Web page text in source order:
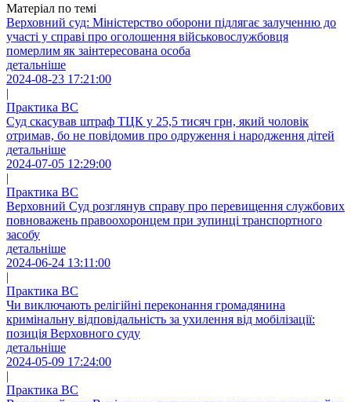
Матеріал по темі
Верховний суд: Міністерство оборони підлягає залученню до
участі у справі про оголошення військовослужбовця
померлим як заінтересована особа
детальніше
2024-08-23 17:21:00
|
Практика ВС
Суд скасував штраф ТЦК у 25,5 тисяч грн, який чоловік
отримав, бо не повідомив про одруження і народження дітей
детальніше
2024-07-05 12:29:00
|
Практика ВС
Верховний Суд розглянув справу про перевищення службових
повноважень правоохоронцем при зупинці транспортного
засобу
детальніше
2024-06-24 13:11:00
|
Практика ВС
Чи виключають релігійні переконання громадянина
кримінальну відповідальність за ухилення від мобілізації:
позиція Верховного суду
детальніше
2024-05-09 17:24:00
|
Практика ВС